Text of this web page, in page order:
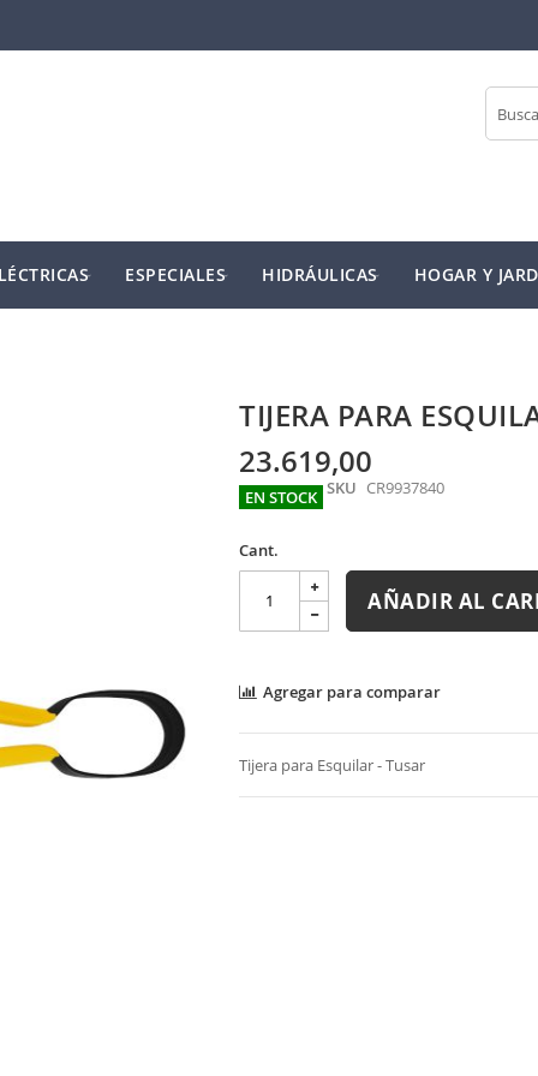
Buscar
ESPECIALES HIDRÁULICAS HOGAR Y
TIJERA PARA
23.619,00
EN STOCK SKU CR9937840
Cant.
AÑADIR AL
Agregar para comparar
Tijera para Esquilar - Tusar